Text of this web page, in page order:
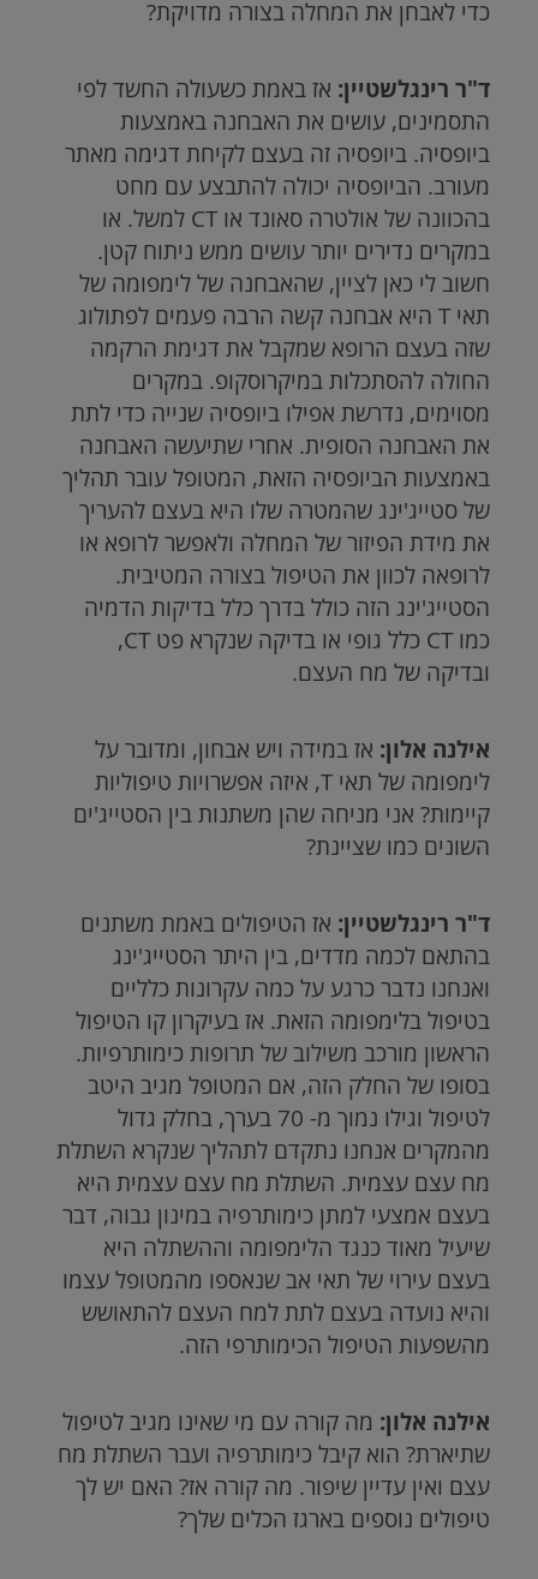
כדי לאבחן את המחלה בצורה מדויקת?
ד"ר רינגלשטיין: אז באמת כשעולה החשד לפי
התסמינים, עושים את האבחנה באמצעות
ביופסיה. ביופסיה זה בעצם לקיחת דגימה מאתר
מעורב. הביופסיה יכולה להתבצע עם מחט
בהכוונה של אולטרה סאונד אוCT למשל. או
במקרים נדירים יותר עושים ממש ניתוח קטן.
חשוב לי כאן לציין, שהאבחנה של לימפומה של
תאיT היא אבחנה קשה הרבה פעמים לפתולוג
שזה בעצם הרופא שמקבל את דגימת הרקמה
החולה להסתכלות במיקרוסקופ. במקרים
מסוימים, נדרשת אפילו ביופסיה שנייה כדי לתת
את האבחנה הסופית. אחרי שתיעשה האבחנה
באמצעות הביופסיה הזאת, המטופל עובר תהליך
של סטייג'ינג שהמטרה שלו היא בעצם להעריך
את מידת הפיזור של המחלה ולאפשר לרופא או
לרופאה לכוון את הטיפול בצורה המטיבית.
הסטייג'ינג הזה כולל בדרך כלל בדיקות הדמיה
כמוCT כלל גופי או בדיקה שנקרא פטCT
,
ובדיקה של מח העצם.
אילנה אלון: אז במידה ויש אבחון, ומדובר על
לימפומה של תאיT, איזה אפשרויות טיפוליות
קיימות? אני מניחה שהן משתנות בין הסטייג'ים
השונים כמו שציינת?
ד"ר רינגלשטיין: אז הטיפולים באמת משתנים
בהתאם לכמה מדדים, בין היתר הסטייג'ינג
ואנחנו נדבר כרגע על כמה עקרונות כלליים
בטיפול בלימפומה הזאת. אז בעיקרון קו הטיפול
הראשון מורכב משילוב של תרופות כימותרפיות.
בסופו של החלק הזה, אם המטופל מגיב היטב
לטיפול וגילו נמוך מ- 70 בערך, בחלק גדול
מהמקרים אנחנו נתקדם לתהליך שנקרא השתלת
מח עצם עצמית. השתלת מח עצם עצמית היא
בעצם אמצעי למתן כימותרפיה במינון גבוה, דבר
שיעיל מאוד כנגד הלימפומה וההשתלה היא
בעצם עירוי של תאי אב שנאספו מהמטופל עצמו
והיא נועדה בעצם לתת למח העצם להתאושש
מהשפעות הטיפול הכימותרפי הזה.
אילנה אלון: מה קורה עם מי שאינו מגיב לטיפול
שתיארת? הוא קיבל כימותרפיה ועבר השתלת מח
עצם ואין עדיין שיפור. מה קורה אז? האם יש לך
טיפולים נוספים בארגז הכלים שלך?